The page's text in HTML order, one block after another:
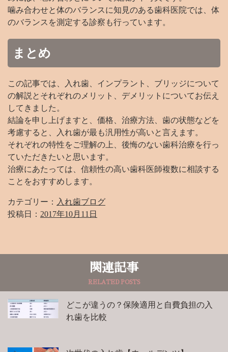
噛み合わせと体のバランスに知見のある歯科医院では、体
のバランスを測定する診察も行っています。
まとめ
この記事では、入れ歯、インプラント、ブリッジについて
の解説とそれぞれのメリット、デメリットについてお伝え
してきました。
結論を申し上げますと、価格、治療方法、歯の状態などを
考慮すると、入れ歯が最も汎用性が高いと言えます。
それぞれの特性をご理解の上、後悔のない歯科治療を行っ
ていただきたいと思います。
治療にあたっては、信頼性の高い歯科医師複数に相談する
ことをおすすめします。
カテゴリー： 入れ歯ブログ
投稿日： 2017年10月11日
関連記事
RELATED POSTS
どこが違うの？保険適用と自費負担の入
れ歯を比較